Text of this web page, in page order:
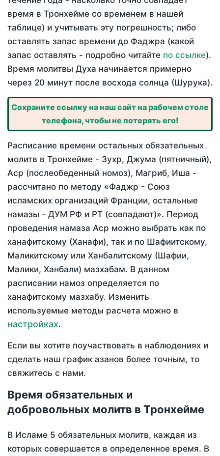
время в Тронхейме со временем в нашей
таблице) и учитывать эту погрешность; либо
оставлять запас времени до Фаджра (какой
запас оставлять - подробно читайте по ссылке).
Время молитвы Духа начинается примерно
через 20 минут после восхода солнца (Шурука).
Сохраните ссылку на наш сайт на рабочем столе
телефона, чтобы не потерять его!
Расписание времени остальных обязательных
молитв в Тронхейме - Зухр, Джума (пятничный),
Аср (послеобеденный номоз), Магриб, Иша -
рассчитано по методу «Фаджр - Союз
исламских организаций Франции, остальные
намазы - ДУМ РФ и РТ (совпадают)». Период
проведения намаза Аср можно выбрать как по
ханафитскому (Ханафи), так и по Шафиитскому,
Маликитскому или Ханбалитскому (Шафии,
Малики, Ханбали) мазхабам. В данном
расписании намоз определяется по
ханафитскому мазхабу. Изменить
используемые методы расчета можно в
настройках.
Если вы хотите поучаствовать в наблюдениях и
сделать наш график азанов более точным, то
свяжитесь с нами.
Время обязательных и
добровольных молитв в Тронхейме
В Исламе 5 обязательных молитв, каждая из
которых совершается в определенное время. В